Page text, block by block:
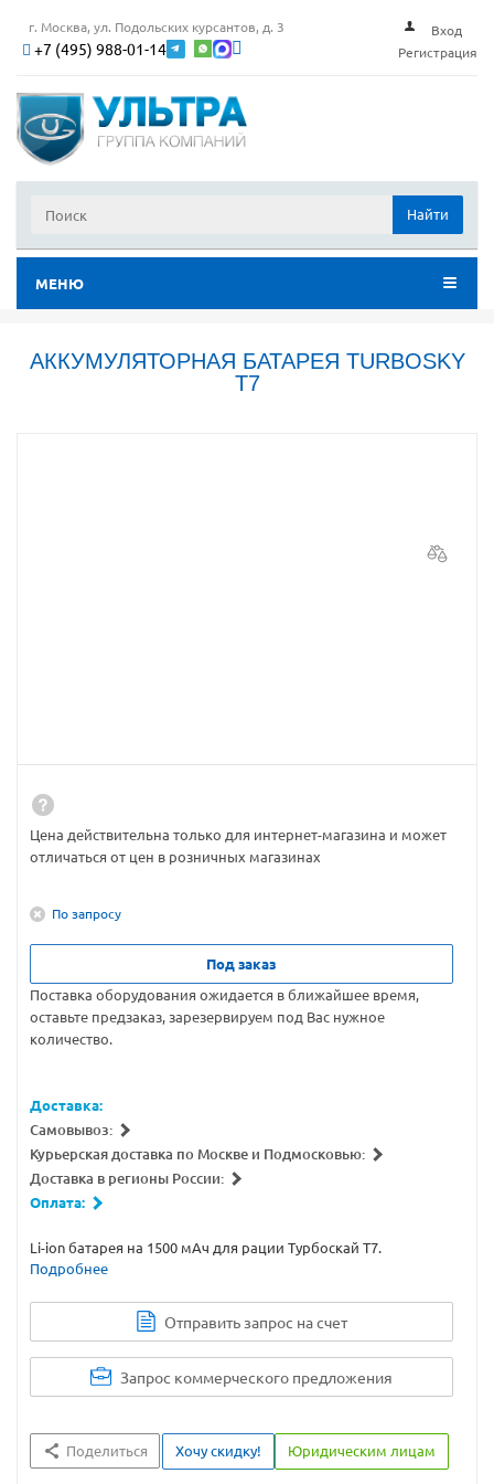
г. Москва, ул. Подольских курсантов, д. 3
+7 (495) 988-01-14
Вход
Регистрация
Найти
МЕНЮ
АККУМУЛЯТОРНАЯ БАТАРЕЯ TURBOSKY
T7
Цена действительна только для интернет-магазина и может
отличаться от цен в розничных магазинах
По запросу
Под заказ
Поставка оборудования ожидается в ближайшее время,
оставьте предзаказ, зарезервируем под Вас нужное
количество.
Доставка:
Самовывоз:
Курьерская доставка по Москве и Подмосковью:
Доставка в регионы России:
Оплата:
Li-ion батарея на 1500 мАч для рации Турбоскай Т7.
Подробнее
Отправить запрос на счет
Запрос коммерческого предложения
Поделиться Хочу скидку! Юридическим лицам